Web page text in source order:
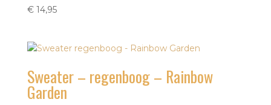
€14,95
Sweater – regenboog – Rainbow
Garden